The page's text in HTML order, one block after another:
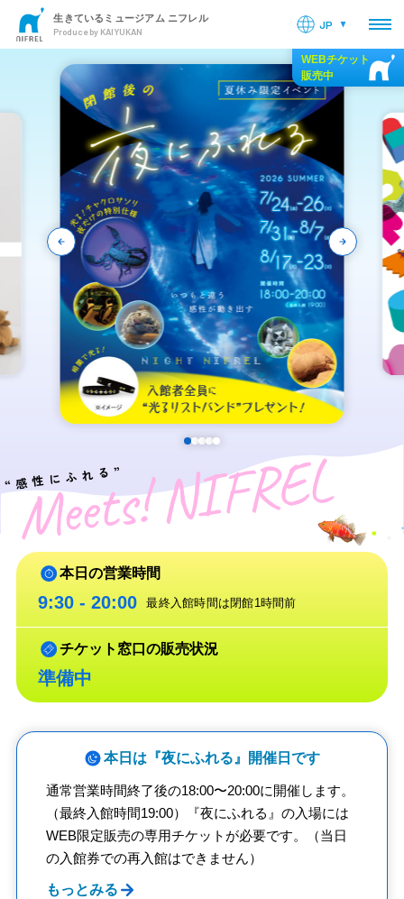
生きているミュージアム ニフレル
Produce by KAIYUKAN
JP
“感性にふれる”
Meets!NIFREL
本日の営業時間
9:30 - 20:00 最終入館時間は閉館1時間前
チケット窓口の販売状況
準備中
本日は『夜にふれる』開催日です
通常営業時間終了後の18:00〜20:00に開催します。
（最終入館時間19:00）『夜にふれる』の入場には
WEB限定販売の専用チケットが必要です。（当日
の入館券での再入館はできません）
もっとみる
WEBチケット
販売中